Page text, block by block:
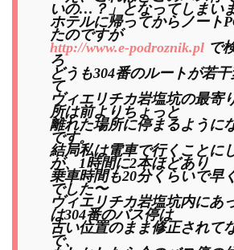
いの…？」となってしまい
ホテルに帰ってからノート
たのですが
http://www.e-podroznik.pl で
ろ
どうも304番のルートが若
て
ヴィエリチカ岩塩坑の最寄
所は前よりちょっと
離れた場所に停まるように
です。
結局私は電車で行くことに
が、1時間に2本ほどあり
乗車時間も20分くらいで早
でした〜
ヴィエリチカ岩塩坑内にあ
は304番のバス停は
古い位置のまま修正されて
で、